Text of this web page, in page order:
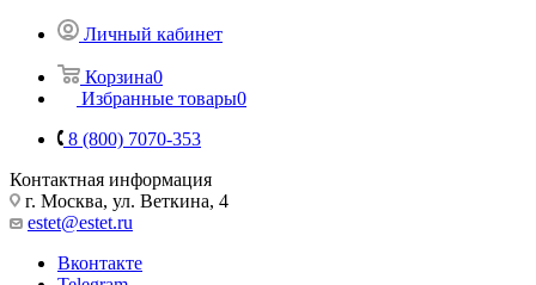
Личный кабинет
Корзина0
Избранные товары0
8 (800) 7070-353
Контактная информация
г. Москва, ул. Веткина, 4
estet@estet.ru
Вконтакте